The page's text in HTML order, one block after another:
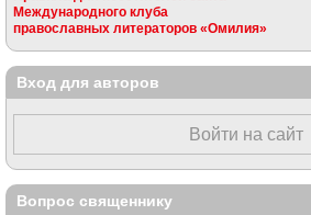
Международного клуба
православных литераторов «Омилия»
Вход для авторов
Войти на сайт
Вопрос священнику